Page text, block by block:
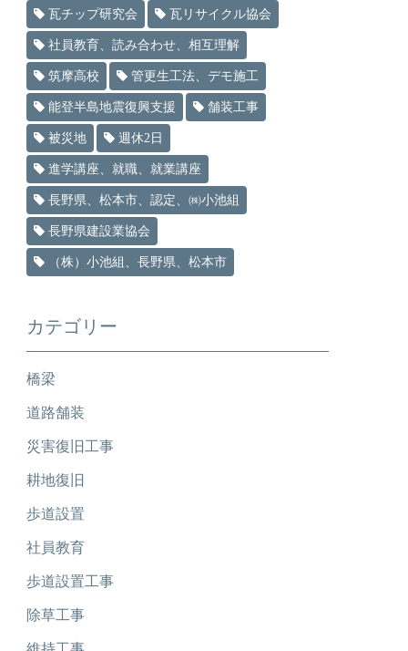
瓦チップ研究会 瓦リサイクル協会
社員教育、読み合わせ、相互理解
筑摩高校 管更生工法、デモ施工
能登半島地震復興支援 舗装工事
被災地 週休2日
進学講座、就職、就業講座
長野県、松本市、認定、㈱小池組
長野県建設業協会
（株）小池組、長野県、松本市
カテゴリー
橋梁
道路舗装
災害復旧工事
耕地復旧
歩道設置
社員教育
歩道設置工事
除草工事